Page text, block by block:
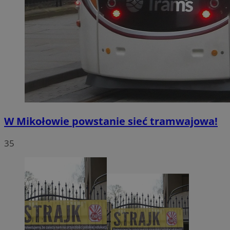
W Mikołowie powstanie sieć tramwajowa!
35